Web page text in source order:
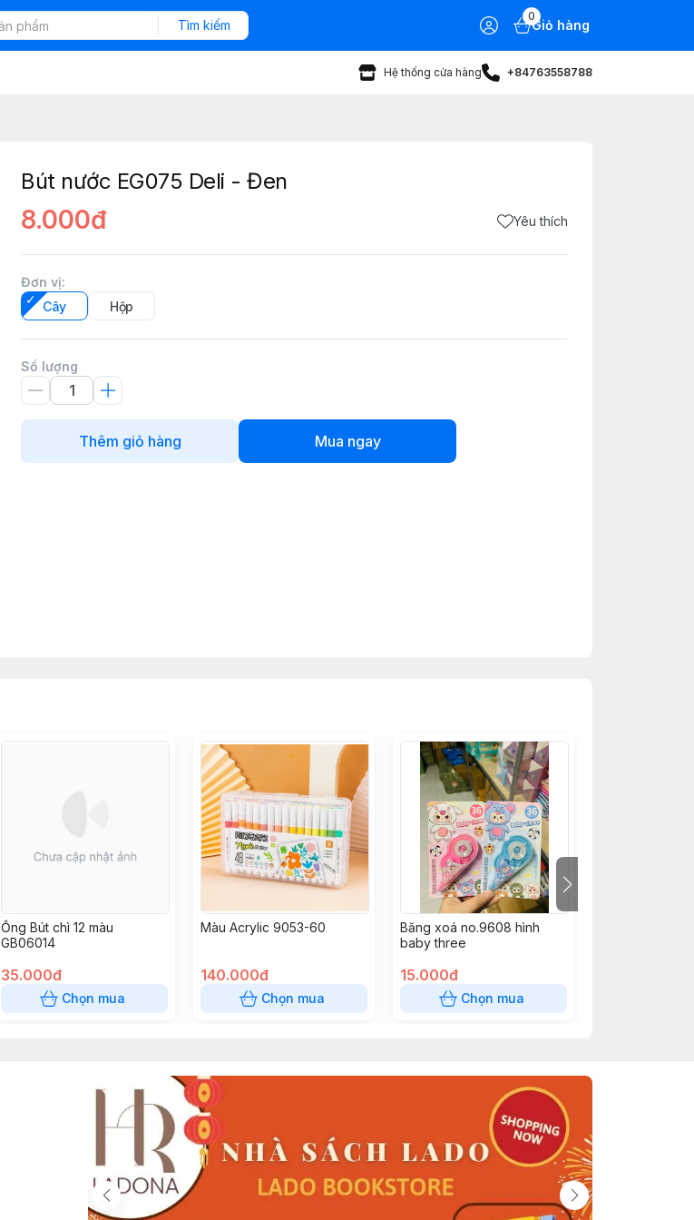
Tìm kiếm
0
Giỏ hàng
Hệ thống cửa hàng +84763558788
Bút nước EG075 Deli - Đen
8.000đ Yêu thích
Đơn vị:
Cây
Hộp
Số lượng
Thêm giỏ hàng Mua ngay
Ống Bút chì 12 màu
GB06014
35.000đ
Chọn mua
Màu Acrylic 9053-60
140.000đ
Chọn mua
Băng xoá no.9608 hình
baby three
15.000đ
Chọn mua